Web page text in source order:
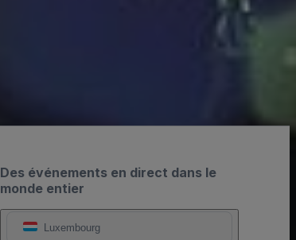
Des événements en direct dans le
monde entier
Luxembourg